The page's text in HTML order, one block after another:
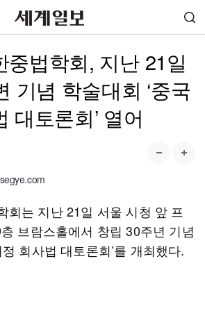
중법학회, 지난 21일
기념 학술대회 ‘중국
대토론회’ 열어
회는 지난 21일 서울 시청 앞 프
브람스홀에서 창립 30주년 기념
회사법 대토론회’를 개최했다.